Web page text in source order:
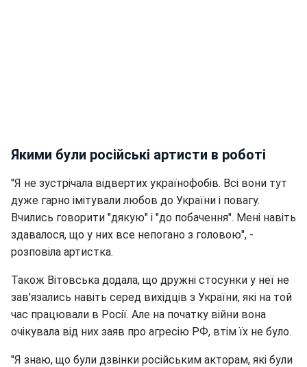
Якими були російські артисти в роботі
"Я не зустрічала відвертих українофобів. Всі вони тут
дуже гарно імітували любов до України і повагу.
Вчились говорити "дякую" і "до побачення". Мені навіть
здавалося, що у них все непогано з головою", -
розповіла артистка.
Також Вітовська додала, що дружні стосунки у неї не
зав'язались навіть серед вихідців з України, які на той
час працювали в Росії. Але на початку війни вона
очікувала від них заяв про агресію РФ, втім їх не було.
"Я знаю, що були дзвінки російським акторам, які були